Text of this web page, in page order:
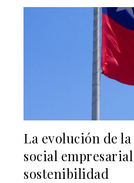
La evolución de
social
sostenibilidad